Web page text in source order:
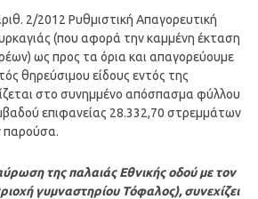
2/2012 Ρυθμιστική Απαγορευτική
(που αφορά την καμμένη έκταση
ως προς τα όρια και απαγορεύουμε
θηρεύσιμου είδους εντός της
στο συνημμένο απόσπασμα φύλλου
επιφανείας 28.332,70 στρεμμάτων
παρούσα.
της παλαιάς Εθνικής οδού με τον
γυμναστηρίου Τόφαλος), συνεχίζει